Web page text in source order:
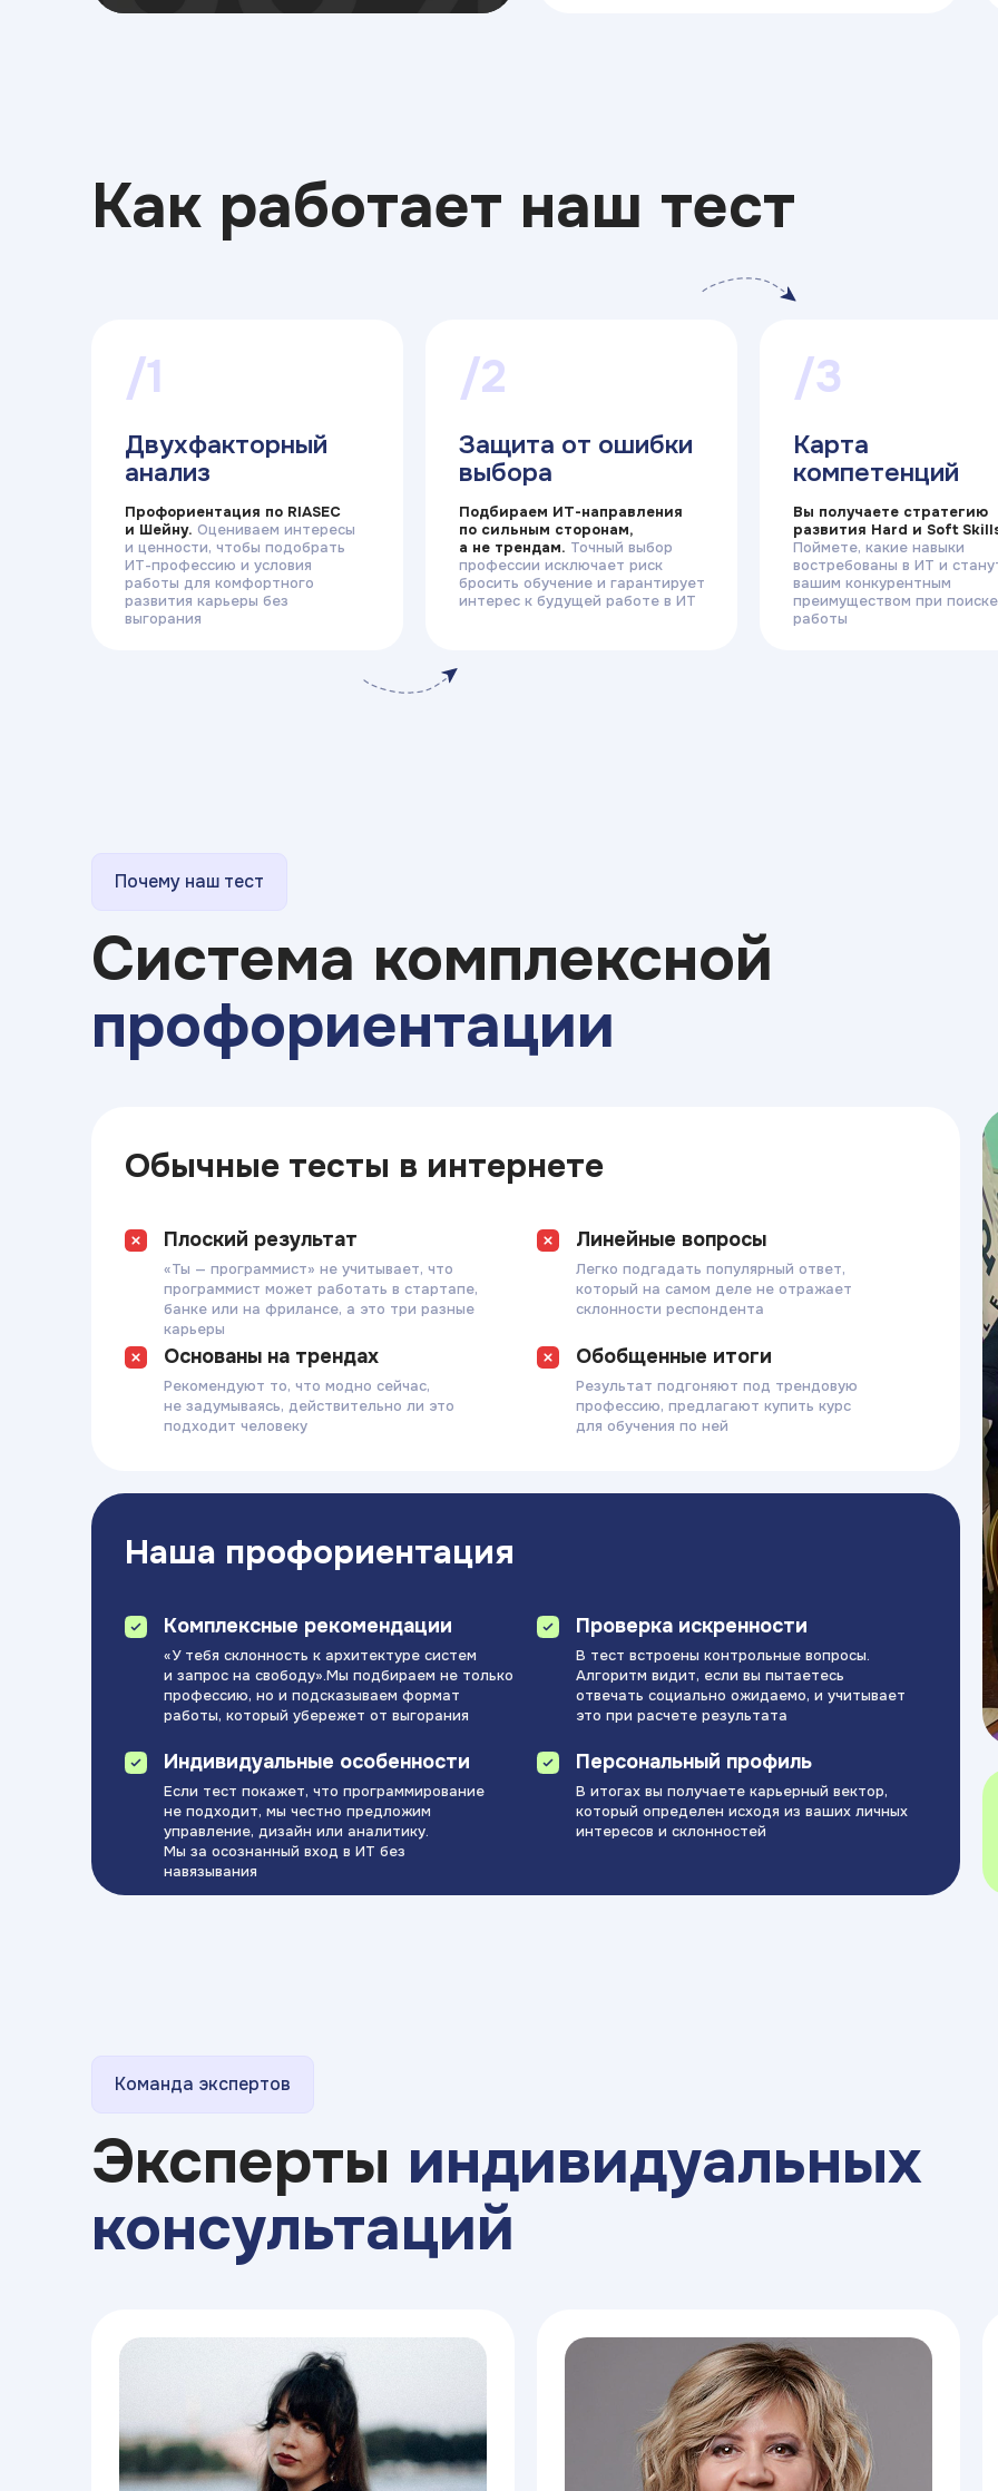
Как работает наш тест
Вы получаете стратегию
развития Hard и Soft
Поймете, какие навыки
востребованы в ИТ и
вашим конкурентным
преимуществом при поиске
работы
Карта
компетенций
/3
Подбираем ИТ-направления
по сильным сторонам,
а не трендам. Точный выбор
профессии исключает риск
бросить обучение и гарантирует
интерес к будущей работе в ИТ
Защита от ошибки
выбора
/2
Профориентация по RIASEC
и Шейну. Оцениваем интересы
и ценности, чтобы подобрать
ИТ-профессию и условия
работы для комфортного
развития карьеры без
выгорания
Двухфакторный
анализ
/1
Почему наш тест
Система комплексной
профориентации
Наша профориентация
Если тест покажет, что программирование
не подходит, мы честно предложим
управление, дизайн или аналитику.
Мы за осознанный вход в ИТ без
навязывания
Индивидуальные особенности
В итогах вы получаете карьерный вектор,
который определен исходя из ваших личных
интересов и склонностей
Персональный профиль
В тест встроены контрольные вопросы.
Алгоритм видит, если вы пытаетесь
отвечать социально ожидаемо, и учитывает
это при расчете результата
Проверка искренности
«У тебя склонность к архитектуре систем
и запрос на свободу».Мы подбираем не только
профессию, но и подсказываем формат
работы, который убережет от выгорания
Комплексные рекомендации
Обычные тесты в интернете
Рекомендуют то, что модно сейчас,
не задумываясь, действительно ли это
подходит человеку
Основаны на трендах
Результат подгоняют под трендовую
профессию, предлагают купить курс
для обучения по ней
Обобщенные итоги
Легко подгадать популярный ответ,
который на самом деле не отражает
склонности респондента
Линейные вопросы
«Ты — программист» не учитывает, что
программист может работать в стартапе,
банке или на фрилансе, а это три разные
карьеры
Плоский результат
Эксперты индивидуальных
консультаций
Команда экспертов